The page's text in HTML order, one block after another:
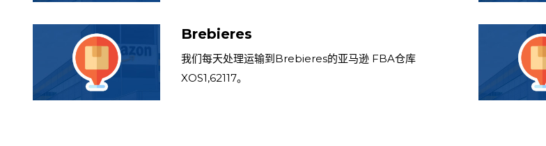
Brebieres
我们每天处理运输到Brebieres的亚马逊 FBA仓库
XOS1,62117。